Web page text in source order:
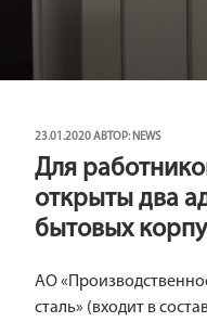
ОПУБЛИКОВАНО
23.01.2020АВТОР: NEWS
Для
открыты два
бытовых
АО
сталь» (входит в